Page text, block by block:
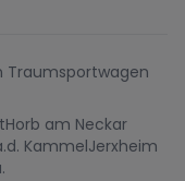
Traumsportwagen
Horb am Neckar
KammelJerxheim